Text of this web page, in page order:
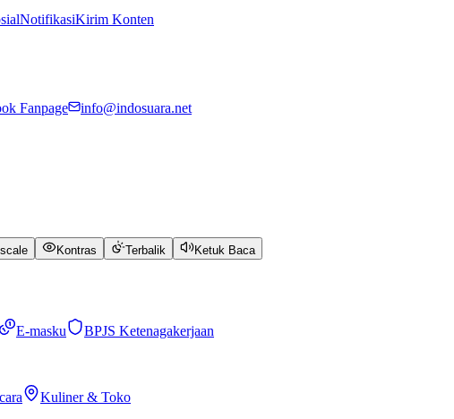
NotifikasiKirim Konten
Fanpage
info@indosuara.net
Kontras Terbalik Ketuk Baca
E-masku
BPJS Ketenagakerjaan
Kuliner & Toko